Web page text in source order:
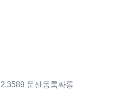
둔산동룸싸롱